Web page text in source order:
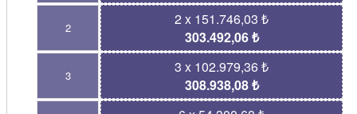
2
2 x 151.746,03 ₺
303.492,06 ₺
3
3 x 102.979,36 ₺
308.938,08 ₺